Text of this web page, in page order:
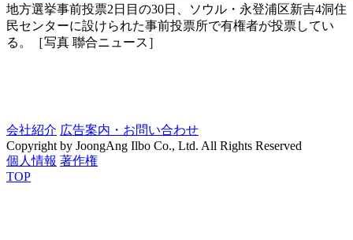
地方選挙事前投票2日目の30日、ソウル・永登浦区新吉4洞住
民センターに設けられた事前投票所で有権者が投票してい
る。［写真 聯合ニュース］
会社紹介 広告案内・お問い合わせ
Copyright by JoongAng Ilbo Co., Ltd. All Rights Reserved
個人情報 著作権
TOP